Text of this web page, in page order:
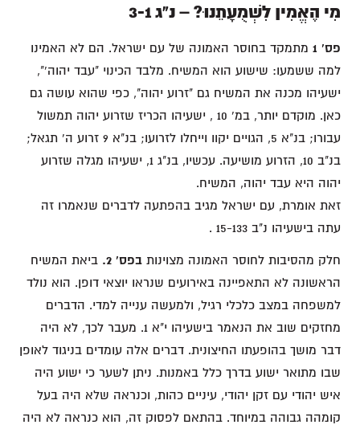
מִי הֶאֱמִין לִשְׁמֻעָתֵנוּ? – נ"ג 3-1
פס' 1
מתמקד בחוסר האמונה של עם ישראל. הם לא האמינו
למה ששמעו: שישוע הוא המשיח. מלבד הכינוי "עבד יהוה'",
ישעיהו מכנה את המשיח גם "זרוע יהוה", כפי שהוא עושה גם
כאן. מוקדם יותר, במ' 10 , ישעיהו הכריז שזרוע יהוה תמשול
עבורו; בנ"א 5, הגויים יקוו וייחלו לזרועו; בנ"א 9 זרוע ה' תגאל;
בנ"ב 10, הזרוע מושיעה. עכשיו, בנ"ג 1, ישעיהו מגלה שזרוע
יהוה היא עבד יהוה, המשיח.
זאת אומרת, עם ישראל מגיב בהפתעה לדברים שנאמרו זה
עתה בישעיהו נ"ב 15-133 .
חלק מהסיבות לחוסר האמונה מצוינות בפס' 2.
ביאת המשיח
הראשונה לא התאפיינה באירועים שנראו יוצאי דופן. הוא נולד
למשפחה במצב כלכלי רגיל, ולמעשה ענייה למדי. הדברים
מחזקים שוב את הנאמר בישעיהו י"א 1. מעבר לכך, לא היה
דבר מושך בהופעתו החיצונית. דברים אלה עומדים בניגוד לאופן
שבו מתואר ישוע בדרך כלל באמנות. ניתן לשער כי ישוע היה
איש יהודי עם זקן יהודי, עיניים כהות, וכנראה שלא היה בעל
קומהה גבוהה במיוחד. בהתאם לפסוק זה, הוא כנראה לא היה